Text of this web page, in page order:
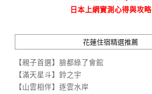
日本上網實測心得與攻略
花蓮住宿精選推薦
【親子首選】臉都綠了會館
【滿天星斗】鈴之宇
【山雲相伴】逐雲水岸